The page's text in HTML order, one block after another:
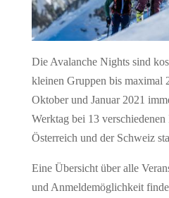
Die Avalanche Nights sind
kleinen Gruppen bis maximal
Oktober und Januar 2021
Werktag bei 13
Österreich und der Schweiz
Eine Übersicht über alle
und Anmeldemöglichkeit